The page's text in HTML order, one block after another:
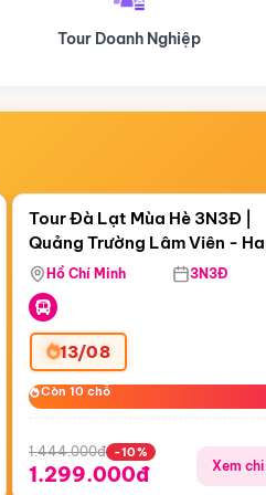
Du lịch Hành Hương
Còn04 ngày 20:32:45
Tour Đà Lạt Mùa Hè 3N3Đ |
Quảng Trường Lâm Viên -
Hill - Puppy Farm
Hồ Chí Minh 3N3Đ
13/08
Còn 10 chỗ
Còn 10 chỗ
1.444.000đ -10%
1.299.000đ Xem